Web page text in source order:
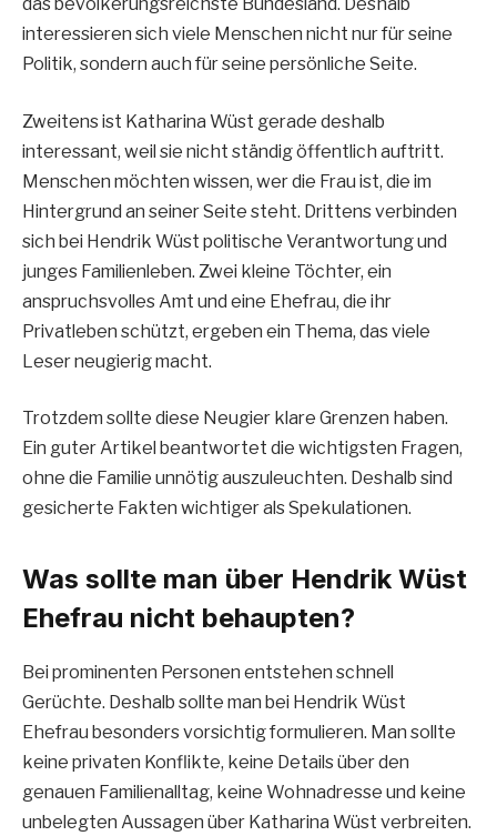
interessieren sich viele Menschen nicht nur für seine
Politik, sondern auch für seine persönliche Seite.
Zweitens ist Katharina Wüst gerade deshalb
interessant, weil sie nicht ständig öffentlich auftritt.
Menschen möchten wissen, wer die Frau ist, die im
Hintergrund an seiner Seite steht. Drittens verbinden
sich bei Hendrik Wüst politische Verantwortung und
junges Familienleben. Zwei kleine Töchter, ein
anspruchsvolles Amt und eine Ehefrau, die ihr
Privatleben schützt, ergeben ein Thema, das viele
Leser neugierig macht.
Trotzdem sollte diese Neugier klare Grenzen haben.
Ein guter Artikel beantwortet die wichtigsten Fragen,
ohne die Familie unnötig auszuleuchten. Deshalb sind
gesicherte Fakten wichtiger als Spekulationen.
Was sollte man über Hendrik Wüst
Ehefrau nicht behaupten?
Bei prominenten Personen entstehen schnell
Gerüchte. Deshalb sollte man bei Hendrik Wüst
Ehefrau besonders vorsichtig formulieren. Man sollte
keine privaten Konflikte, keine Details über den
genauen Familienalltag, keine Wohnadresse und keine
unbelegten Aussagen über Katharina Wüst verbreiten.